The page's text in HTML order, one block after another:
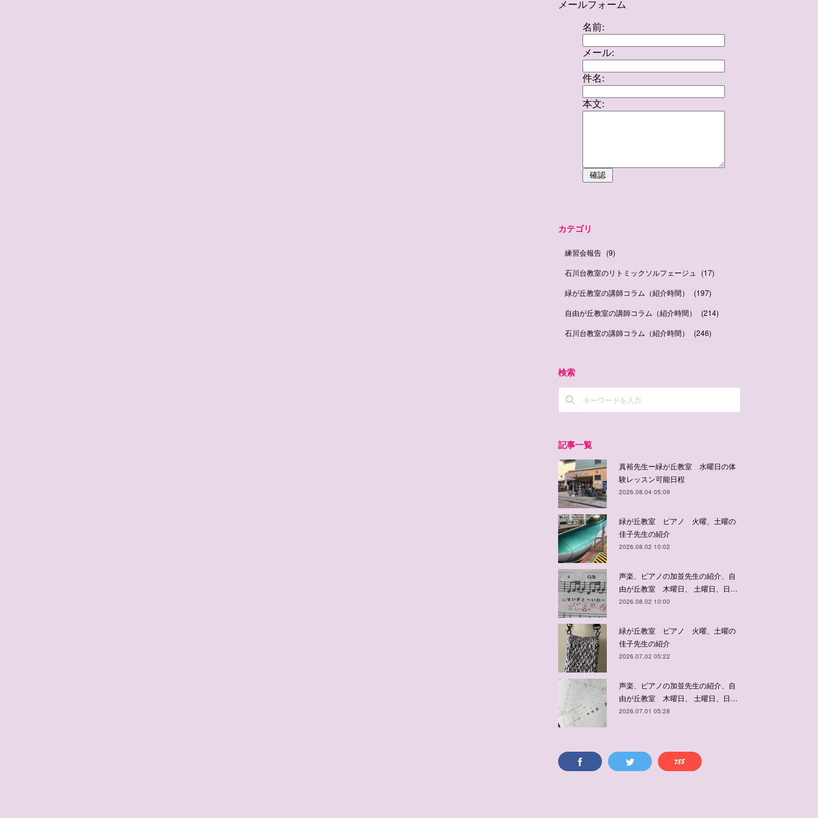
カテゴリ
練習会報告 (9)
石川台教室のリトミックソルフェージュ
(17)
緑が丘教室の講師コラム（紹介時間）
(197)
自由が丘教室の講師コラム（紹介時間）
(214)
石川台教室の講師コラム（紹介時間）
(246)
検索
記事一覧
真裕先生ー緑が丘教室 水曜日の体
験レッスン可能日程
2026.08.04 05:09
緑が丘教室 ピアノ 火曜、土曜の
佳子先生の紹介
2026.08.02 10:02
声楽、ピアノの加並先生の紹介、自
由が丘教室 木曜日、 土曜日、日…
2026.08.02 10:00
緑が丘教室 ピアノ 火曜、土曜の
佳子先生の紹介
2026.07.02 05:22
声楽、ピアノの加並先生の紹介、自
由が丘教室 木曜日、 土曜日、日…
2026.07.01 05:28